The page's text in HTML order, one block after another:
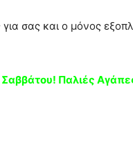
σας και ο μόνος
Παλιές